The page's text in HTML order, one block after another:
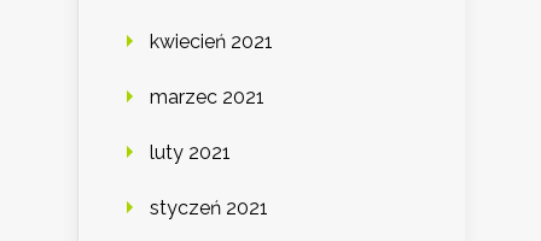
kwiecień 2021
marzec 2021
luty 2021
styczeń 2021